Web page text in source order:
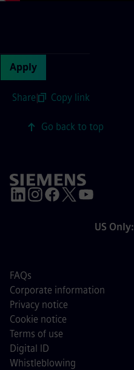
Apply
Share| Copy link
Go back to top
US Only:
FAQs
Corporate information
Privacy notice
Cookie notice
Terms of use
Digital ID
Whistleblowing